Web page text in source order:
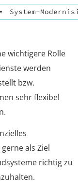
System-
wichtigere Rolle
werden
bzw.
sehr flexibel
als Ziel
richtig zu